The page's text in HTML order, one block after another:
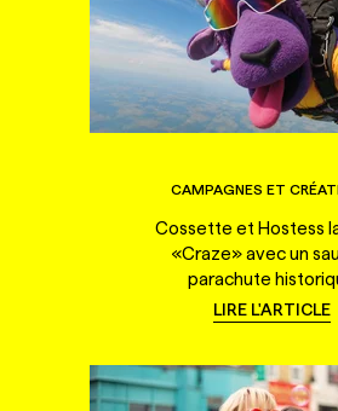
CAMPAGNES ET
Cossette et Hostess
«Craze» avec un
parachute
LIRE L'ARTICLE